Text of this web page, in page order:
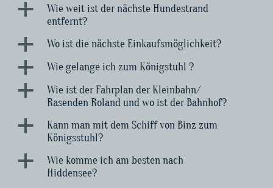
a
Wie weit ist der nächste Hundestrand
entfernt?
a Wo ist die nächste Einkaufsmöglichkeit?
a Wie gelange ich zum Königstuhl ?
a
Wie ist der Fahrplan der Kleinbahn/
Rasenden Roland und wo ist der Bahnhof?
a
Kann man mit dem Schiff von Binz zum
Königsstuhl?
a
Wie komme ich am besten nach
Hiddensee?